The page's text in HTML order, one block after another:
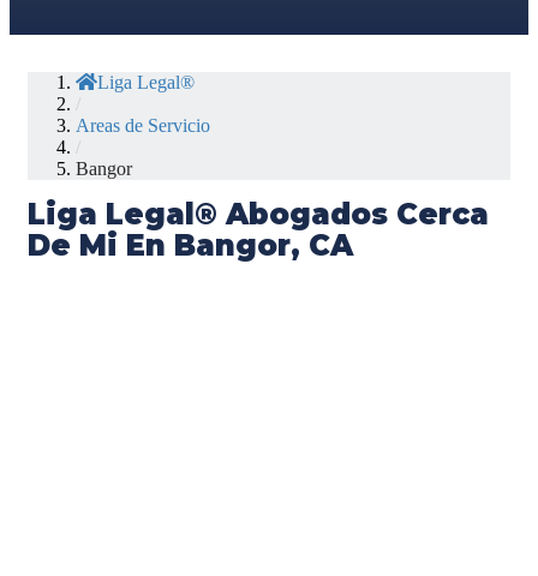
Liga Legal®
/
Areas de Servicio
/
Bangor
Liga Legal® Abogados Cerca
De Mi En Bangor, CA